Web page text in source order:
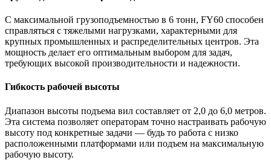
С максимальной грузоподъемностью в 6 тонн, FY60 способен
справляться с тяжелыми нагрузками, характерными для
крупных промышленных и распределительных центров. Эта
мощность делает его оптимальным выбором для задач,
требующих высокой производительности и надежности.
Гибкость рабочей высоты
Диапазон высоты подъема вил составляет от 2,0 до 6,0 метров.
Эта система позволяет операторам точно настраивать рабочую
высоту под конкретные задачи — будь то работа с низко
расположенными платформами или подъем на максимальную
рабочую высоту.